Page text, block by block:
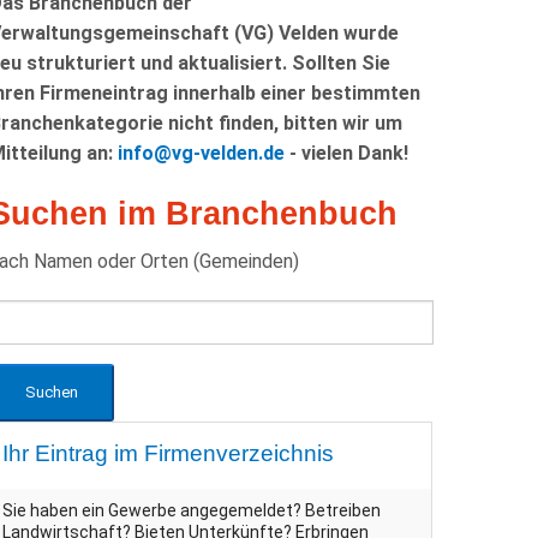
(VG) Velden wurde
strukturiert und aktualisiert. Sollten Sie
Firmeneintrag innerhalb einer bestimmten
nicht finden, bitten wir um
an: info@vg-velden.de - vielen Dank!
im Branchenbuch
Namen oder Orten (Gemeinden)
Ihr Eintrag im Firmenverzeichnis
Sie haben ein Gewerbe angegemeldet? Betreiben
Landwirtschaft? Bieten Unterkünfte? Erbringen